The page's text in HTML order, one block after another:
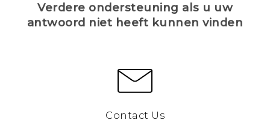
Verdere ondersteuning als u uw
antwoord niet heeft kunnen vinden
Contact Us